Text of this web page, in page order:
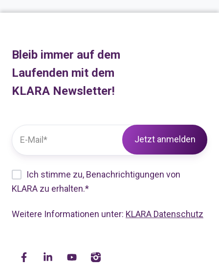
Bleib immer auf dem
Laufenden mit dem
KLARA Newsletter!
Ich stimme zu, Benachrichtigungen von
KLARA zu erhalten.*
Weitere Informationen unter: KLARA Datenschutz